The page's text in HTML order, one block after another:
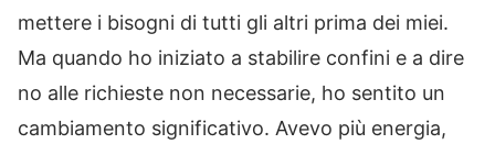
mettere i bisogni di tutti gli altri prima dei miei.
Ma quando ho iniziato a stabilire confini e a dire
no alle richieste non necessarie, ho sentito un
cambiamento significativo. Avevo più energia,